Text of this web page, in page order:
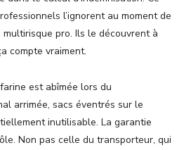
l’ignorent au moment de
pro. Ils le découvrent à
compte vraiment.
est abîmée lors du
arrimée, sacs éventrés sur le
inutilisable. La garantie
Non pas celle du transporteur, qui